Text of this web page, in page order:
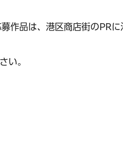
作品は、港区商店街のPRに
い。